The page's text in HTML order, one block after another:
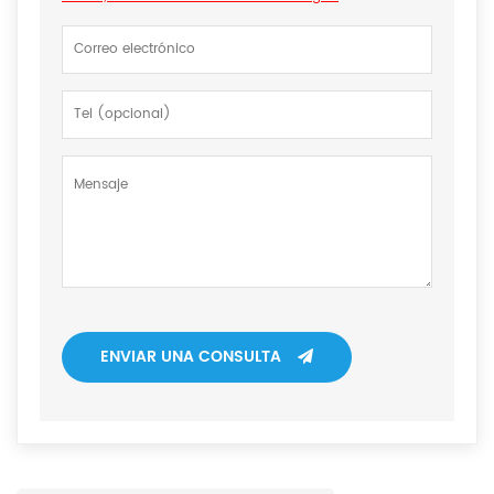
ENVIAR UNA CONSULTA